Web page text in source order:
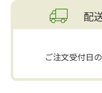
配
ご注文受付日の